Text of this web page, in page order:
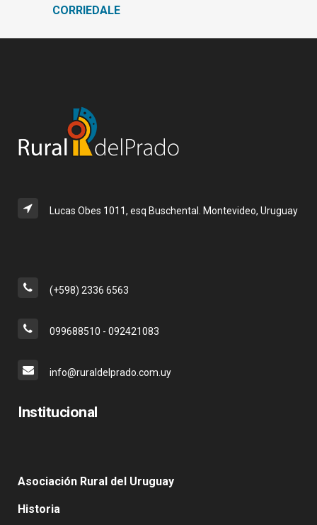
CORRIEDALE
Lucas Obes 1011, esq Buschental. Montevideo, Uruguay
(+598) 2336 6563
099688510 - 092421083
info@ruraldelprado.com.uy
Institucional
Asociación Rural del Uruguay
Historia